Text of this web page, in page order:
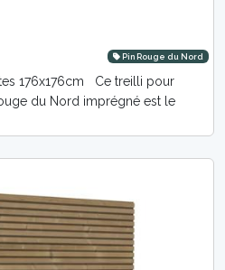
Pin Rouge du Nord
176x176cm Ce treilli pour
du Nord imprégné est le